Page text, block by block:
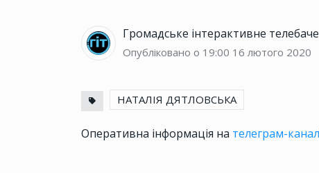
Громадське інтерактивне
Опубліковано о 19:00 16 лютого 2020
НАТАЛІЯ ДЯТЛОВСЬКА
Оперативна інформація на телеграм-